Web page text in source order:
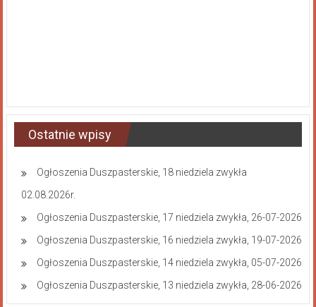
Ostatnie wpisy
Ogłoszenia Duszpasterskie, 18 niedziela zwykła
02.08.2026r.
Ogłoszenia Duszpasterskie, 17 niedziela zwykła, 26-07-2026
Ogłoszenia Duszpasterskie, 16 niedziela zwykła, 19-07-2026
Ogłoszenia Duszpasterskie, 14 niedziela zwykła, 05-07-2026
Ogłoszenia Duszpasterskie, 13 niedziela zwykła, 28-06-2026